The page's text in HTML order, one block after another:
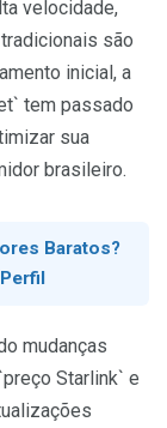
velocidade,
são
inicial, a
tem passado
sua
brasileiro.
Baratos?
mudanças
Starlink` e